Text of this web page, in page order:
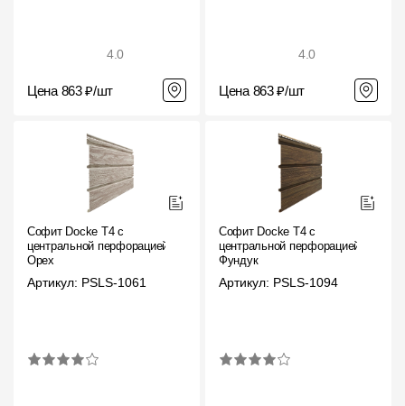
Пластиковые водосточные системы
Металлические водосточные системы
Водосборник
Документация
Инструкции по монтажу
4.0
Цена 863 ₽/шт
4.0
Цена 863 ₽/шт
Софит Docke T4 с
центральной перфорацией
Орех
Артикул: PSLS-1061
Софит Docke T4 с
центральной перфорацией
Фундук
Артикул: PSLS-1094